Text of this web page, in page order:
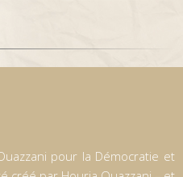
créé par Houria Ouazzani – et